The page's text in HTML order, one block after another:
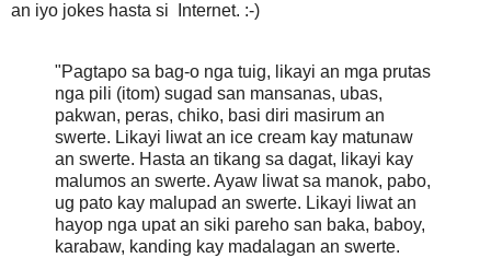
an iyo jokes hasta si Internet. :-)
"Pagtapo sa bag-o nga tuig, likayi an mga prutas
nga pili (itom) sugad san mansanas, ubas,
pakwan, peras, chiko, basi diri masirum an
swerte. Likayi liwat an ice cream kay matunaw
an swerte. Hasta an tikang sa dagat, likayi kay
malumos an swerte. Ayaw liwat sa manok, pabo,
ug pato kay malupad an swerte. Likayi liwat an
hayop nga upat an siki pareho san baka, baboy,
karabaw, kanding kay madalagan an swerte.